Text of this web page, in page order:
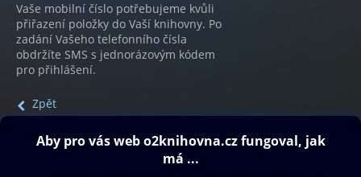
Vaše mobilní číslo potřebujeme kvůli
přiřazení položky do Vaší knihovny. Po
zadání Vašeho telefonního čísla
obdržíte SMS s jednorázovým kódem
pro přihlášení.
Zpět